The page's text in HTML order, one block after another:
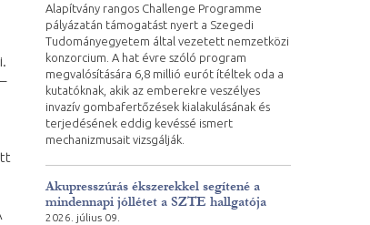
Alapítvány rangos Challenge Programme
pályázatán támogatást nyert a Szegedi
Tudományegyetem által vezetett nemzetközi
konzorcium. A hat évre szóló program
megvalósítására 6,8 millió eurót ítéltek oda a
kutatóknak, akik az emberekre veszélyes
invazív gombafertőzések kialakulásának és
terjedésének eddig kevéssé ismert
mechanizmusait vizsgálják.
Akupresszúrás ékszerekkel segítené a
mindennapi jóllétet a SZTE hallgatója
2026. július 09.